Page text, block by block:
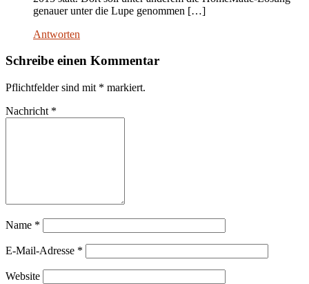
genauer unter die Lupe genommen […]
Antworten
Schreibe einen Kommentar
Pflichtfelder sind mit * markiert.
Nachricht *
Name *
E-Mail-Adresse *
Website